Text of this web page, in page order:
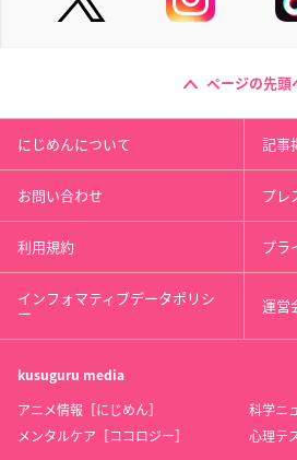
ページの先頭
にじめんについて 記事
お問い合わせ プレ
利用規約 プラ
インフォマティブデータポリシ
ー 運営
kusuguru media
アニメ情報［にじめん］
科学ニ
メンタルケア［ココロジー］
心理テ